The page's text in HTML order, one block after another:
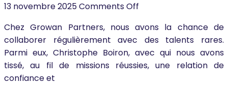
13 novembre 2025Comments Off
Chez Growan Partners, nous avons la chance de
collaborer régulièrement avec des talents rares.
Parmi eux, Christophe Boiron, avec qui nous avons
tissé, au fil de missions réussies, une relation de
confiance et